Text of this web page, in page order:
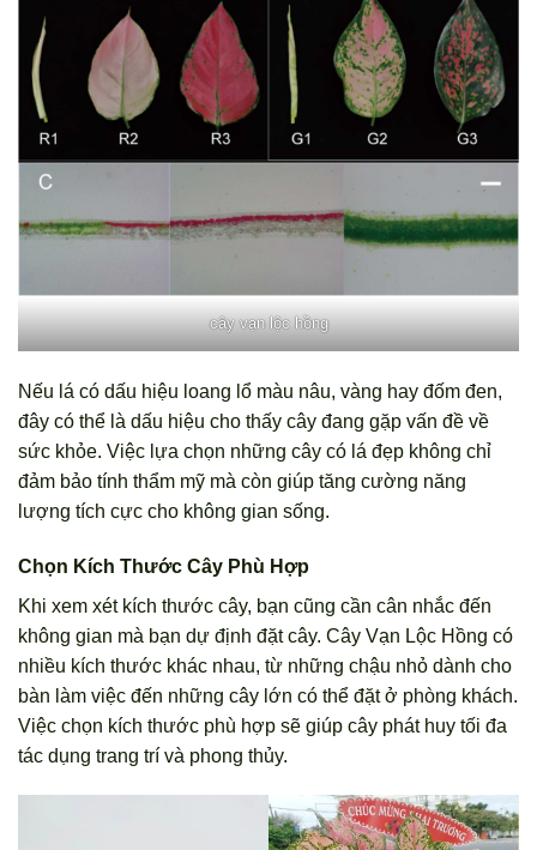
cây vạn lộc hồng
Nếu lá có dấu hiệu loang lổ màu nâu, vàng hay đốm đen,
đây có thể là dấu hiệu cho thấy cây đang gặp vấn đề về
sức khỏe. Việc lựa chọn những cây có lá đẹp không chỉ
đảm bảo tính thẩm mỹ mà còn giúp tăng cường năng
lượng tích cực cho không gian sống.
Chọn Kích Thước Cây Phù Hợp
Khi xem xét kích thước cây, bạn cũng cần cân nhắc đến
không gian mà bạn dự định đặt cây. Cây Vạn Lộc Hồng có
nhiều kích thước khác nhau, từ những chậu nhỏ dành cho
bàn làm việc đến những cây lớn có thể đặt ở phòng khách.
Việc chọn kích thước phù hợp sẽ giúp cây phát huy tối đa
tác dụng trang trí và phong thủy.